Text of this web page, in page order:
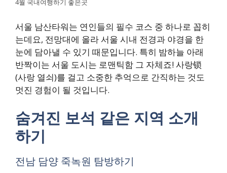
4월 국내여행하기 좋은곳
서울 남산타워는 연인들의 필수 코스 중 하나로 꼽히
는데요, 전망대에 올라 서울 시내 전경과 야경을 한
눈에 담아낼 수 있기 때문입니다. 특히 밤하늘 아래
반짝이는 서울 도시는 로맨틱함 그 자체죠! 사랑锁
(사랑 열쇠)를 걸고 소중한 추억으로 간직하는 것도
멋진 경험이 될 것입니다.
숨겨진 보석 같은 지역 소개
하기
전남 담양 죽녹원 탐방하기